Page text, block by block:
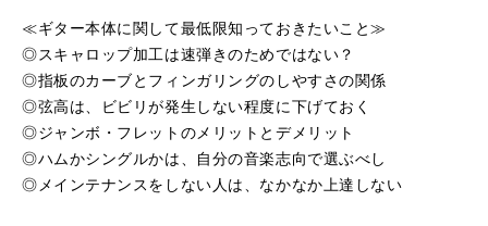
≪ギター本体に関して最低限知っておきたいこと≫
◎スキャロップ加工は速弾きのためではない？
◎指板のカーブとフィンガリングのしやすさの関係
◎弦高は、ビビリが発生しない程度に下げておく
◎ジャンボ・フレットのメリットとデメリット
◎ハムかシングルかは、自分の音楽志向で選ぶべし
◎メインテナンスをしない人は、なかなか上達しない